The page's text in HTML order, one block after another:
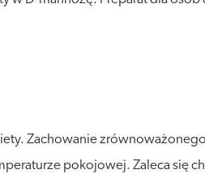
Zachowanie
pokojowej. Zaleca się